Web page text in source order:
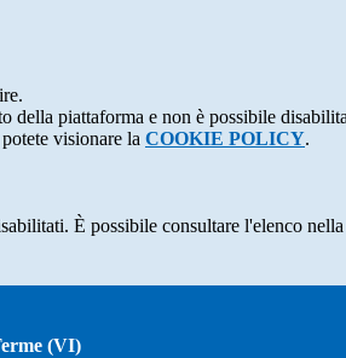
della piattaforma e non è possibile
visionare la COOKIE POLICY.
È possibile consultare l'elenco
(VI)